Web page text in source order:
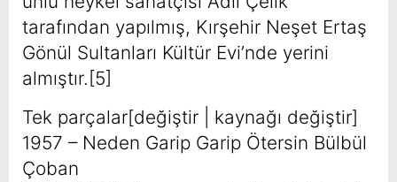
tarafından yapılmış, Kırşehir Neşet Ertaş
Gönül Sultanları Kültür Evi’nde yerini
almıştır.[5]
Tek parçalar[değiştir | kaynağı değiştir]
1957 – Neden Garip Garip Ötersin Bülbül
Çoban